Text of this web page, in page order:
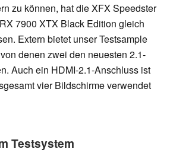
zu können, hat die XFX Speedster
7900 XTX Black Edition gleich
Extern bietet unser Testsample
denen zwei den neuesten 2.1-
Auch ein HDMI-2.1-Anschluss ist
vier Bildschirme verwendet
Testsystem